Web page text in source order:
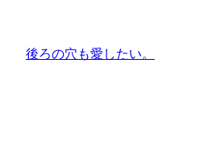
後ろの穴も愛したい。